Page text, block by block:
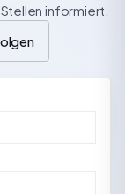
informiert.